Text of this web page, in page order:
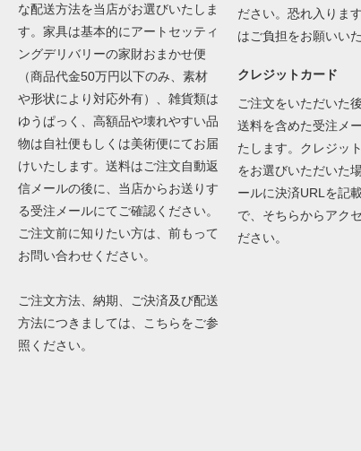
な配送方法を当店がお選びいたしま
す。家具は基本的にアートセッティ
ングデリバリーの家財おまかせ便
（商品代金50万円以下のみ、素材
や形状により対応外有）、雑貨類は
ゆうぱっく、高額品や壊れやすい品
物は自社便もしくは美術便にてお届
けいたします。送料はご注文自動返
信メールの後に、当店からお送りす
る受注メールにてご確認ください。
ご注文前に知りたい方は、前もって
お問い合わせください。
ご注文方法、納期、ご決済及び配送
方法につきましては、 こちらをご参
照ください。
ださい。恐れ入りま
はご負担をお願いい
クレジットカード
ご注文をいただいた
送料を含めた受注メ
たします。クレジッ
をお選びいただいた
ールに決済URLを記
で、そちらからアク
ださい。